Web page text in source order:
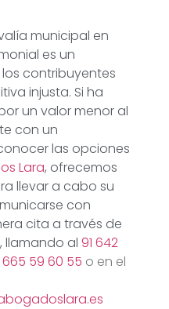
municipal en
es un
contribuyentes
injusta. Si ha
un valor menor al
con un
las opciones
Lara, ofrecemos
llevar a cabo su
con
cita a través de
, llamando al 91 642
665 59 60 55 o en el